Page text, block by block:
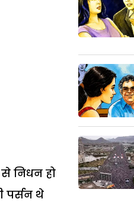
निधन हो
पर्सन थे